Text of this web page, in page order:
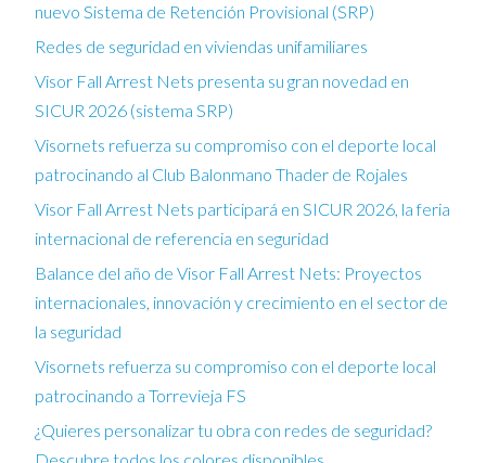
nuevo Sistema de Retención Provisional (SRP)
Redes de seguridad en viviendas unifamiliares
Visor Fall Arrest Nets presenta su gran novedad en
SICUR 2026 (sistema SRP)
Visornets refuerza su compromiso con el deporte local
patrocinando al Club Balonmano Thader de Rojales
Visor Fall Arrest Nets participará en SICUR 2026, la feria
internacional de referencia en seguridad
Balance del año de Visor Fall Arrest Nets: Proyectos
internacionales, innovación y crecimiento en el sector de
la seguridad
Visornets refuerza su compromiso con el deporte local
patrocinando a Torrevieja FS
¿Quieres personalizar tu obra con redes de seguridad?